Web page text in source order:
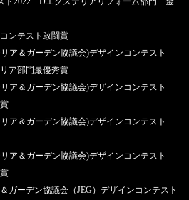
ンテスト敢闘賞
ア＆ガーデン協議会)デザインコンテスト
ア部門最優秀賞
ア＆ガーデン協議会)デザインコンテスト
ア＆ガーデン協議会)デザインコンテスト
ア＆ガーデン協議会)デザインコンテスト
ガーデン協議会（JEG）デザインコンテスト